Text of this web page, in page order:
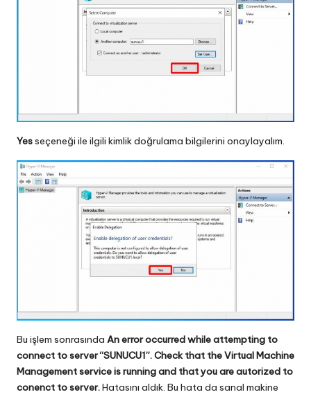
Yesseçeneği ile ilgili kimlik doğrulama bilgilerini onaylayalım.
Bu işlem sonrasında An error occurred while attempting to
connect to server “SUNUCU1”. Check that the Virtual Machine
Management service is running and that you are autorized to
conenct to server.Hatasını aldık. Bu hata da sanal makine